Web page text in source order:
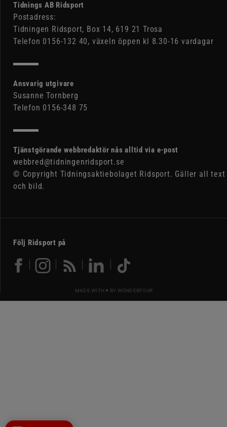
Tidnings AB Ridsport
Postadress:
Tidningen Ridsport, Box 14, 619 21 Trosa
Telefon 0156-132 40, växeln öppen kl 8.30-16 vardagar
Ansvarig utgivare
Susanne Tornberg
Telefon 0156-348 75
Tjänstgörande webbredaktör nås alltid via e-post
webbred@tidningenridsport.se
© Copyright Tidningsaktiebolaget Ridsport. Gäller all text
och bild.
Följ Ridsport på
MADE WITH ♥ BY WONDERFOUR